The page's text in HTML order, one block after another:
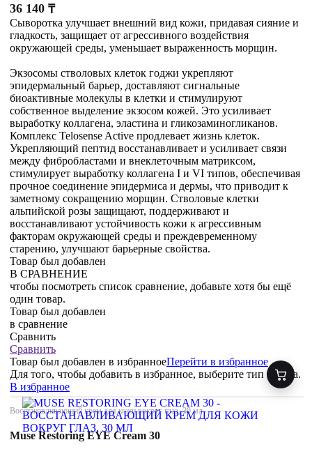
36 140 ₸
Сыворотка улучшает внешний вид кожи, придавая сияние и
гладкость, защищает от агрессивного воздействия
окружающей среды, уменьшает выраженность морщин.
Экзосомы стволовых клеток годжи укрепляют
эпидермальный барьер, доставляют сигнальные
биоактивные молекулы в клетки и стимулируют
собственное выделение экзосом кожей. Это усиливает
выработку коллагена, эластина и гликозаминогликанов.
Комплекс Telosense Active продлевает жизнь клеток.
Укрепляющий пептид восстанавливает и усиливает связи
между фибробластами и внеклеточным матриксом,
стимулирует выработку коллагена I и VI типов, обеспечивая
прочное соединение эпидермиса и дермы, что приводит к
заметному сокращению морщин. Стволовые клетки
альпийской розы защищают, поддерживают и
восстанавливают устойчивость кожи к агрессивным
факторам окружающей среды и преждевременному
старению, улучшают барьерные свойства.
Товар был добавлен
В СРАВНЕНИЕ
чтобы посмотреть список сравнение, добавьте хотя бы ещё
один товар.
Товар был добавлен
в сравнение
Сравнить
Сравнить
Товар был добавлен в избранноеПерейти в избранное
Для того, чтобы добавить в избранное, выберите тип товара.
В избранное
Восстанавливающий крем для кожи вокруг глаз, 30 мл
Muse Restoring EYE Cream 30